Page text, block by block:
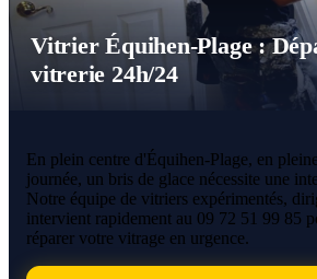
Vitrier Équihen-Plage :
vitrerie 24h/24
En plein centre d'Équihen-Plage, en
journée, un bris de glace nécessite une
Notre équipe de vitriers expérimentés,
intervient rapidement au 09 72 51 99 85
réparer votre vitrage en urgence.